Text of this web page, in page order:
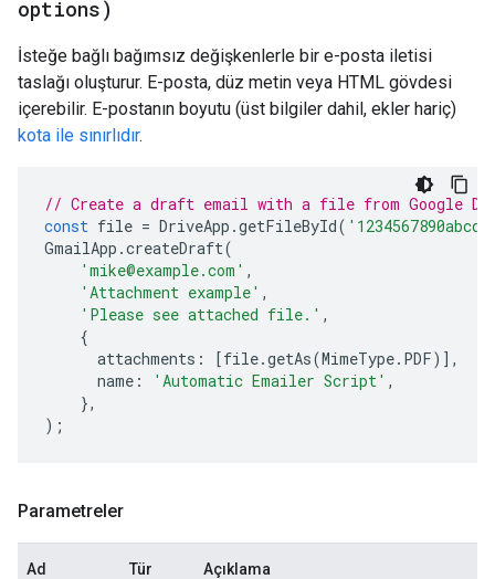
options)
İsteğe bağlı bağımsız değişkenlerle bir e-posta iletisi
taslağı oluşturur. E-posta, düz metin veya HTML gövdesi
içerebilir. E-postanın boyutu (üst bilgiler dahil, ekler hariç)
kota ile sınırlıdır.
// Create a draft email with a file from Google
const file = DriveApp .getFileById(
GmailApp .createDraft(
'mike@example.com' ,
'Attachment example' ,
'Please see attached file.' ,
{
attachments : [file.getAs(MimeType. PDF)],
name : 'Automatic Emailer Script' ,
},
);
Parametreler
Ad Tür Açıklama